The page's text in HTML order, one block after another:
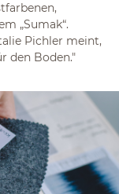
„Sumak“.
Pichler meint,
den Boden."